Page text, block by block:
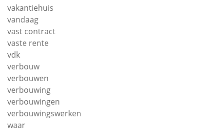
vakantiehuis
vandaag
vast contract
vaste rente
vdk
verbouw
verbouwen
verbouwing
verbouwingen
verbouwingswerken
waar